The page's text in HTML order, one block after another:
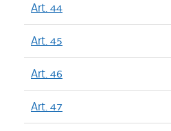
Art. 44
Art. 45
Art. 46
Art. 47